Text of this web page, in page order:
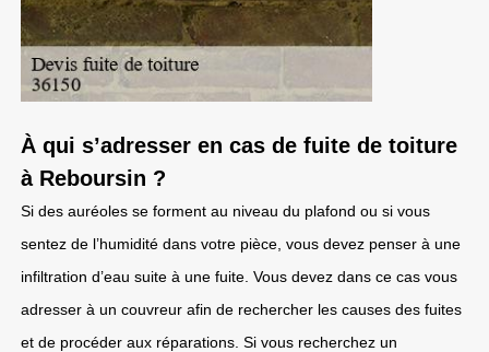
À qui s’adresser en cas de fuite de toiture
à Reboursin ?
Si des auréoles se forment au niveau du plafond ou si vous
sentez de l’humidité dans votre pièce, vous devez penser à une
infiltration d’eau suite à une fuite. Vous devez dans ce cas vous
adresser à un couvreur afin de rechercher les causes des fuites
et de procéder aux réparations. Si vous recherchez un